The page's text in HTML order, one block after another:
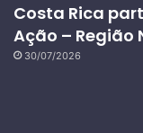
Costa Rica
Ação – Região
30/07/2026